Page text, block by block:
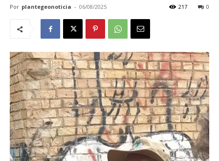
Por plantegeonoticia - 06/08/2025 0
217